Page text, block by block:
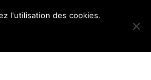
ARTICLES 0
l'utilisation des cookies.